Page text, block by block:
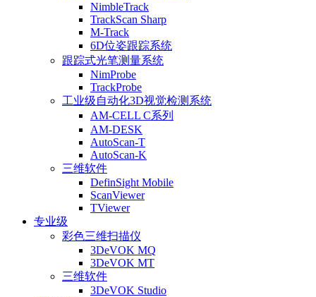
NimbleTrack
TrackScan Sharp
M-Track
6D位姿跟踪系统
跟踪式光笔测量系统
NimProbe
TrackProbe
工业级自动化3D视觉检测系统
AM-CELL C系列
AM-DESK
AutoScan-T
AutoScan-K
三维软件
DefinSight Mobile
ScanViewer
TViewer
专业级
彩色三维扫描仪
3DeVOK MQ
3DeVOK MT
三维软件
3DeVOK Studio